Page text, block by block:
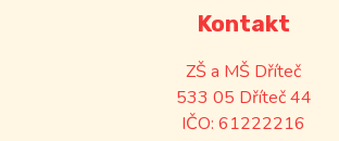
Kontakt
ZŠ a MŠ Dříteč
533 05 Dříteč 44
IČO: 61222216